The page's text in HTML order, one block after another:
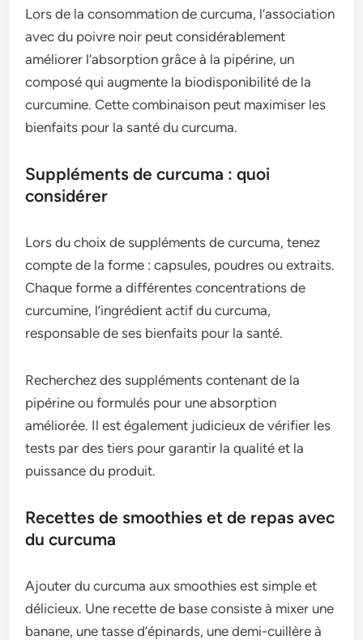
Lors de la consommation de curcuma, l’association
avec du poivre noir peut considérablement
améliorer l’absorption grâce à la pipérine, un
composé qui augmente la biodisponibilité de la
curcumine. Cette combinaison peut maximiser les
bienfaits pour la santé du curcuma.
Suppléments de curcuma : quoi
considérer
Lors du choix de suppléments de curcuma, tenez
compte de la forme : capsules, poudres ou extraits.
Chaque forme a différentes concentrations de
curcumine, l’ingrédient actif du curcuma,
responsable de ses bienfaits pour la santé.
Recherchez des suppléments contenant de la
pipérine ou formulés pour une absorption
améliorée. Il est également judicieux de vérifier les
tests par des tiers pour garantir la qualité et la
puissance du produit.
Recettes de smoothies et de repas avec
du curcuma
Ajouter du curcuma aux smoothies est simple et
délicieux. Une recette de base consiste à mixer une
banane, une tasse d’épinards, une demi-cuillère à